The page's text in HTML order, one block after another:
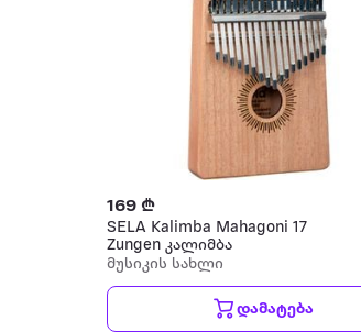
169 ₾
SELA Kalimba Mahagoni 17
Zungen კალიმბა
მუსიკის სახლი
დამატება